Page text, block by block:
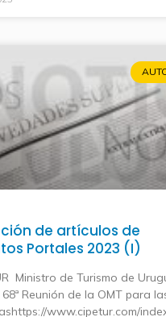
de artículos de
Portales 2023 (I)
Ministro de Turismo de
Reunión de la OMT para
www.cipetur.com/